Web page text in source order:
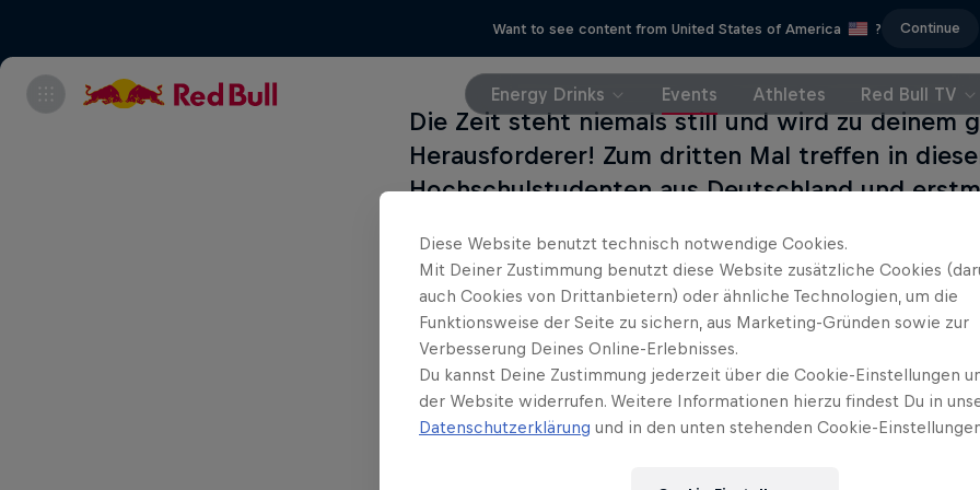
Want to see content from United States of America ? Continue
Energy Drinks Events Athletes Red Bull TV
Die Zeit steht niemals still und wird zu deinem
Herausforderer! Zum dritten Mal treffen in
Hochschulstudenten aus Deutschland und
Österreich an um in exakt 24 Stunden einen
Von der Bekanntgabe des Themas beim
21.11.2013 bis zur Abgabe des fertigen
maximalen Länge von fünf Minuten, bleiben
24 Stunden Zeit. Hier sind vor allem
Gespür für die Anforderungen der Jury
der eigenen Kamera und einem
Diese Website benutzt technisch notwendige Cookies.
Mit Deiner Zustimmung benutzt diese Website zusätzliche Cookies
auch Cookies von Drittanbietern) oder ähnliche Technologien, um die
Funktionsweise der Seite zu sichern, aus Marketing-Gründen sowie zur
Verbesserung Deines Online-Erlebnisses.
Du kannst Deine Zustimmung jederzeit über die Cookie-Einstellungen
der Website widerrufen. Weitere Informationen hierzu findest Du in
Datenschutzerklärung und in den unten stehenden Cookie-